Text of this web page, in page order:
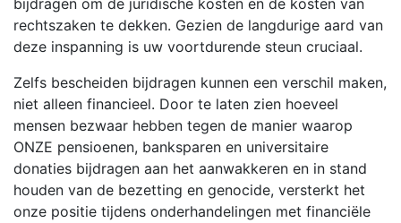
bijdragen om de juridische kosten en de kosten van
rechtszaken te dekken. Gezien de langdurige aard van
deze inspanning is uw voortdurende steun cruciaal.
Zelfs bescheiden bijdragen kunnen een verschil maken,
niet alleen financieel. Door te laten zien hoeveel
mensen bezwaar hebben tegen de manier waarop
ONZE pensioenen, banksparen en universitaire
donaties bijdragen aan het aanwakkeren en in stand
houden van de bezetting en genocide, versterkt het
onze positie tijdens onderhandelingen met financiële